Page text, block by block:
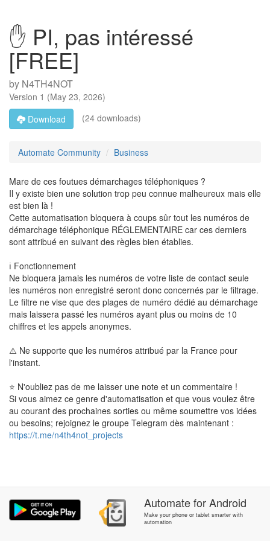
✋ PI, pas intéressé
[FREE]
by N4TH4NOT
Version 1 (May 23, 2026)
Download
(24 downloads)
Automate Community Business
Mare de ces foutues démarchages téléphoniques ?
Il y existe bien une solution trop peu connue malheureux mais elle
est bien là !
Cette automatisation bloquera à coups sûr tout les numéros de
démarchage téléphonique RÉGLEMENTAIRE car ces derniers
sont attribué en suivant des règles bien établies.
ℹ️ Fonctionnement
Ne bloquera jamais les numéros de votre liste de contact seule
les numéros non enregistré seront donc concernés par le filtrage.
Le filtre ne vise que des plages de numéro dédié au démarchage
mais laissera passé les numéros ayant plus ou moins de 10
chiffres et les appels anonymes.
⚠️ Ne supporte que les numéros attribué par la France pour
l'instant.
⭐ N'oubliez pas de me laisser une note et un commentaire !
Si vous aimez ce genre d'automatisation et que vous voulez être
au courant des prochaines sorties ou même soumettre vos idées
ou besoins; rejoignez le groupe Telegram dès maintenant :
https://t.me/n4th4not_projects
AutomateforAndroid
Make your phone or tablet smarter with
automation